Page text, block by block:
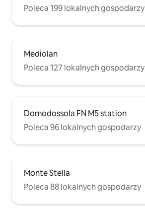
Poleca 199 lokalnych gospodarzy
Mediolan
Poleca 127 lokalnych gospodarzy
Domodossola FN M5 station
Poleca 96 lokalnych gospodarzy
Monte Stella
Poleca 88 lokalnych gospodarzy